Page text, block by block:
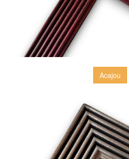
Acajou